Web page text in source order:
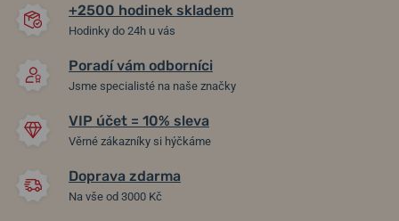
+2500 hodinek skladem
Hodinky do 24h u vás
Poradí vám odborníci
Jsme specialisté na naše značky
VIP účet = 10% sleva
Věrné zákazníky si hýčkáme
Doprava zdarma
Na vše od 3000 Kč